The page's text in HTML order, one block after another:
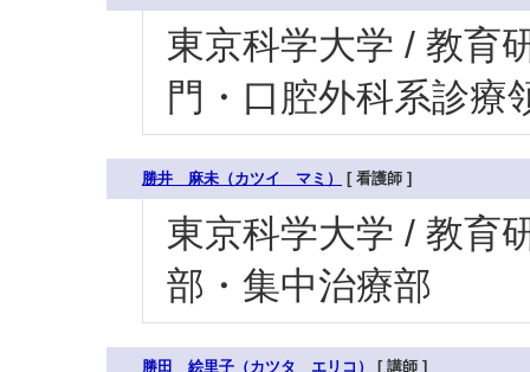
東京科学大学 / 教育
門・口腔外科系診療
勝井 麻未（カツイ マミ） [ 看護師 ]
東京科学大学 / 教育
部・集中治療部
勝田 絵里子（カツタ エリコ） [ 講師 ]